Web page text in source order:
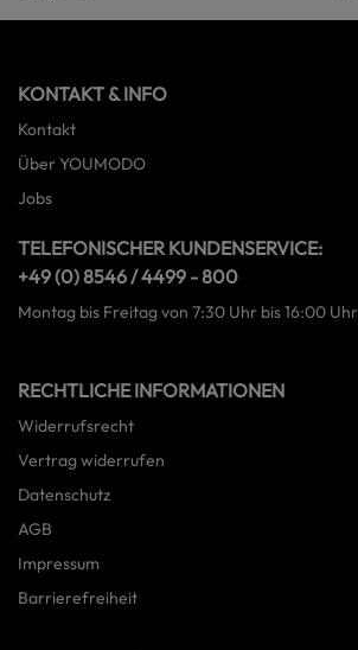
KONTAKT & INFO
Kontakt
Über YOUMODO
Jobs
TELEFONISCHER KUNDENSERVICE:
+49 (0) 8546 / 4499 - 800
Montag bis Freitag von 7:30 Uhr bis 16:00 Uhr
RECHTLICHE INFORMATIONEN
Widerrufsrecht
Vertrag widerrufen
Datenschutz
AGB
Impressum
Barrierefreiheit